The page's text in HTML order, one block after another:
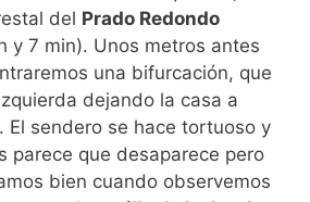
del Prado Redondo
y 7 min). Unos metros antes
una bifurcación, que
dejando la casa a
El sendero se hace tortuoso y
parece que desaparece pero
bien cuando observemos